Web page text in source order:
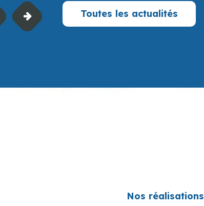
Toutes les actualités
Nos réalisations